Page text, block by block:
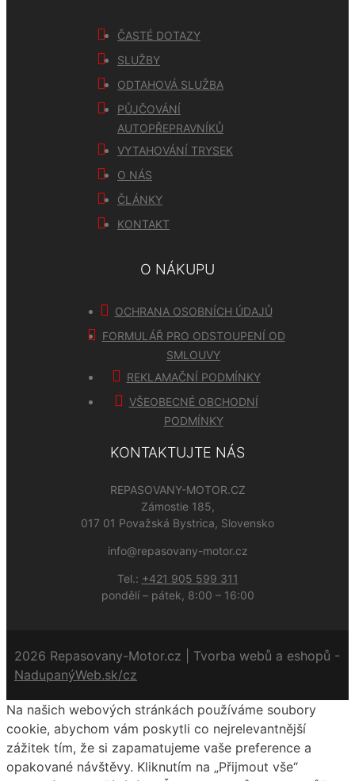
ČASTÉ DOTAZY
SLUŽBY
ODTAHOVÁ SLUŽBA
PŮJČOVÁNÍ
AUTOPŘEPRAVNÍKŮ
VYTAHOVÁNÍ TRYSEK
O NÁS
ČLÁNKY
KONTAKT
O NÁKUPU
OCHRANA OSOBNÍCH ÚDAJŮ
FORMULÁŘ PRO ODSTOUPENÍ OD
SMLOUVY
REKLAMAČNÍ PODMÍNKY
VŠEOBECNÉ OBCHODNÍ
PODMÍNKY
KONTAKTUJTE NÁS
REPASOVANY-MOTOR.CZ
Zámostie 185,
017 01 Považská Bystrica, Slovensko
info@repasovany-motor.cz
Tel.: +421 905 599 311
pondělí – pátek, 8:00 – 16:00
2026 Repasovany-Motor.cz | Tvorba webů a eshopů -
NadupanýWeb.sk/cz
Na našich webových stránkách používáme soubory
cookie, abychom vám poskytli co nejrelevantnější
zážitek tím, že si zapamatujeme vaše preference a
opakované návštěvy. Kliknutím na „Přijmout vše“